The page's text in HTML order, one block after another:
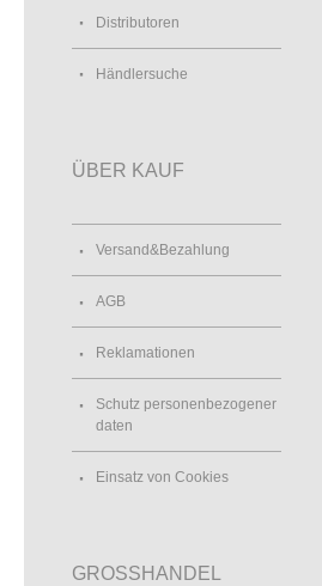
Distributoren
Händlersuche
ÜBER KAUF
Versand&Bezahlung
AGB
Reklamationen
Schutz personenbezogener
daten
Einsatz von Cookies
GROSSHANDEL